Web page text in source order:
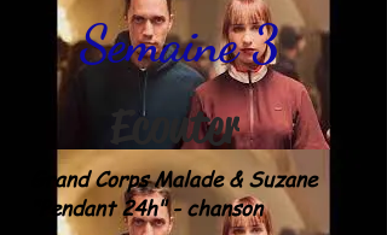
Semaine 3
Ecouter
Grand Corps Malade & Suzane
"Pendant 24h" - chanson